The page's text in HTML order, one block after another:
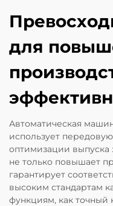
для
Автоматическая
использует
оптимизации выпуска
не только повышает
гарантирует
высоким стандартам
функциям, как точный